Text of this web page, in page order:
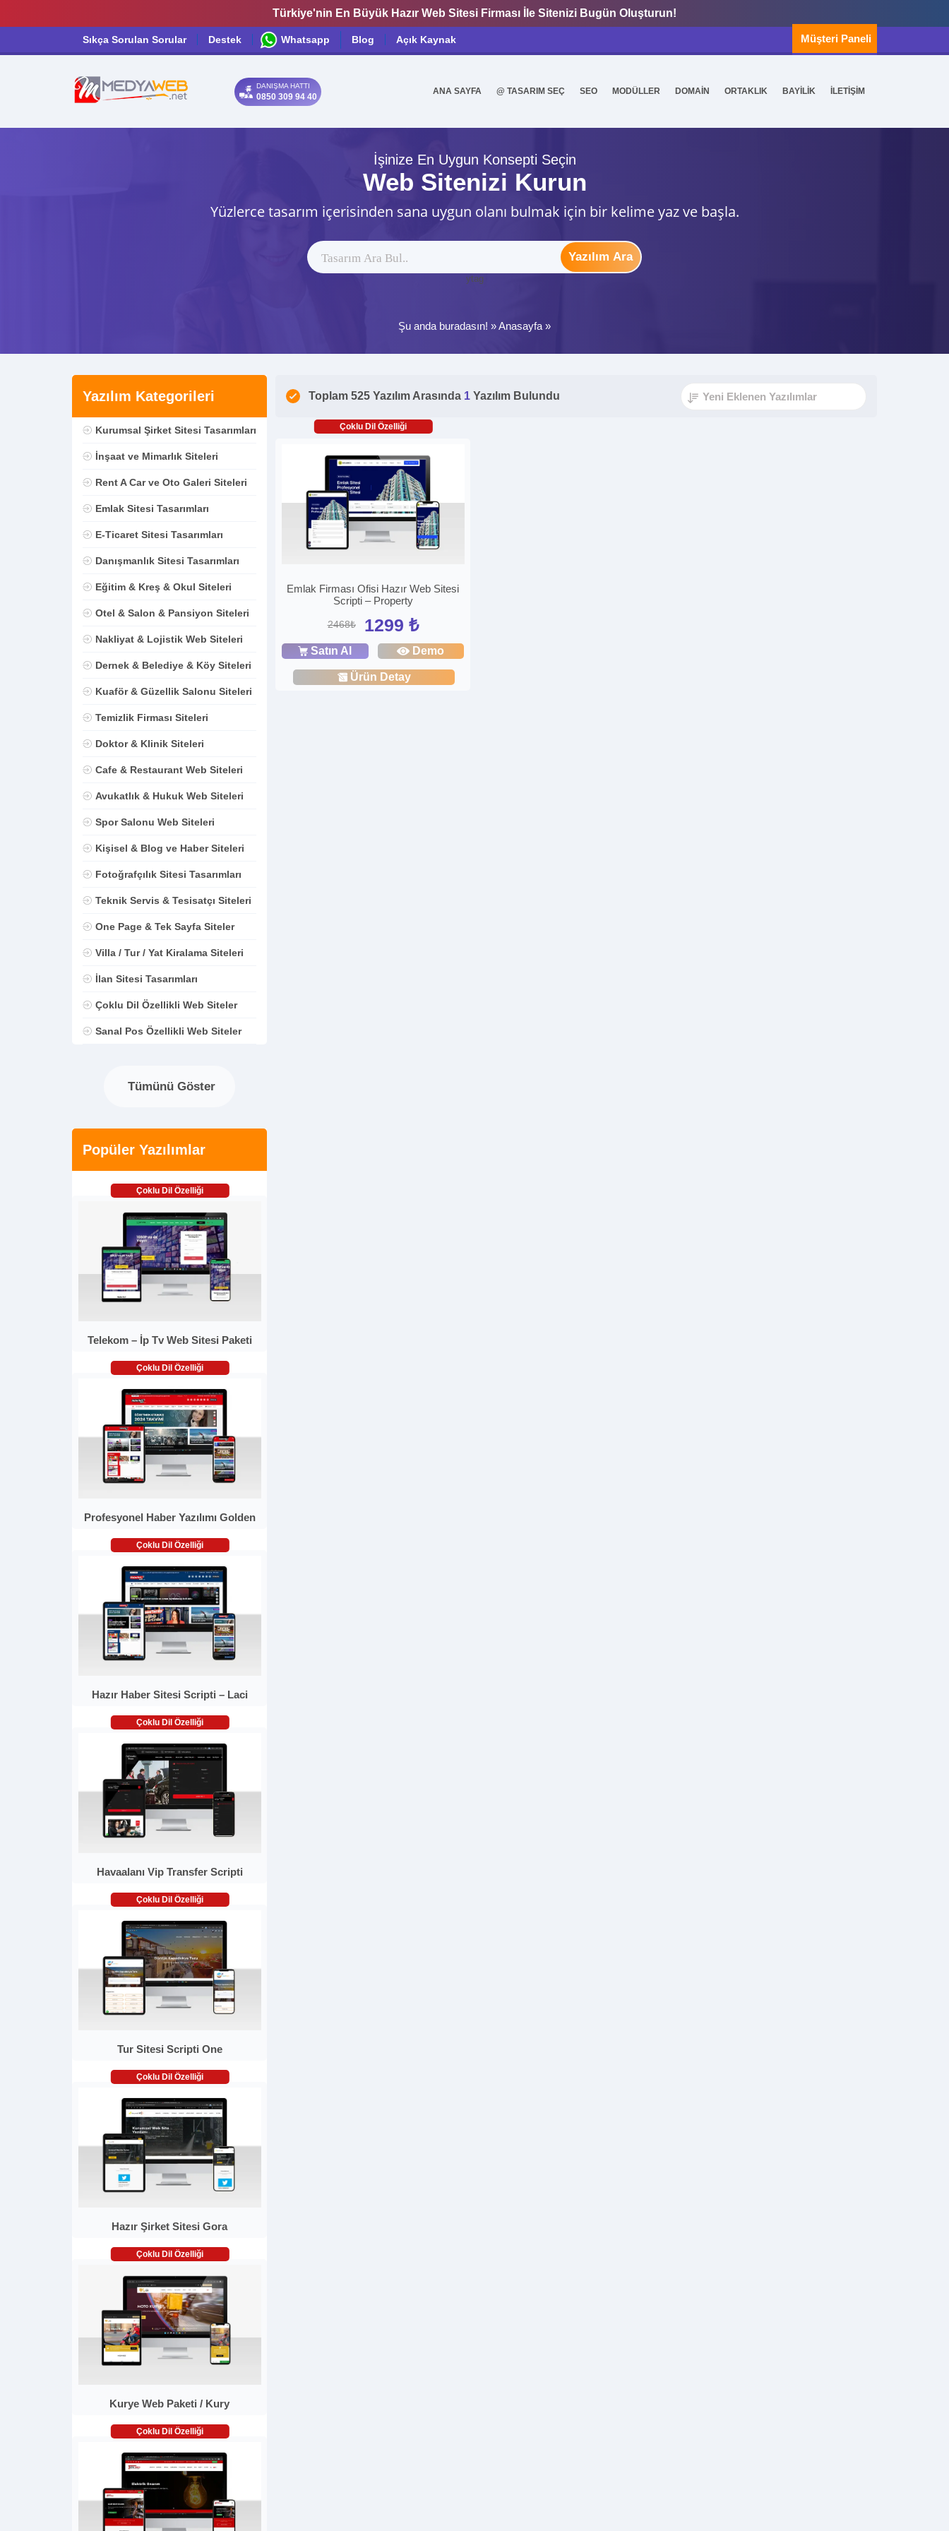
Türkiye'nin En Büyük Hazır Web Sitesi Firması İle Sitenizi Bugün Oluşturun!
Sıkça Sorulan Sorular Destek Whatsapp Blog Açık Kaynak Müşteri Paneli
DANIŞMA HATTI
0850 309 94 40
ANA SAYFA @ TASARIM SEÇ SEO MODÜLLER DOMAİN ORTAKLIK BAYİLİK İLETİŞİM
İşinize En Uygun Konsepti Seçin
Web Sitenizi Kurun
Yüzlerce tasarım içerisinden sana uygun olanı bulmak için bir kelime yaz ve başla.
Yazılım Ara
ytag
Şu anda buradasın! »Anasayfa »
Yazılım Kategorileri
Kurumsal Şirket Sitesi Tasarımları
İnşaat ve Mimarlık Siteleri
Rent A Car ve Oto Galeri Siteleri
Emlak Sitesi Tasarımları
E-Ticaret Sitesi Tasarımları
Danışmanlık Sitesi Tasarımları
Eğitim & Kreş & Okul Siteleri
Otel & Salon & Pansiyon Siteleri
Nakliyat & Lojistik Web Siteleri
Dernek & Belediye & Köy Siteleri
Kuaför & Güzellik Salonu Siteleri
Temizlik Firması Siteleri
Doktor & Klinik Siteleri
Cafe & Restaurant Web Siteleri
Avukatlık & Hukuk Web Siteleri
Spor Salonu Web Siteleri
Kişisel & Blog ve Haber Siteleri
Fotoğrafçılık Sitesi Tasarımları
Teknik Servis & Tesisatçı Siteleri
One Page & Tek Sayfa Siteler
Villa / Tur / Yat Kiralama Siteleri
İlan Sitesi Tasarımları
Çoklu Dil Özellikli Web Siteler
Sanal Pos Özellikli Web Siteler
Tümünü Göster
Popüler Yazılımlar
Çoklu Dil Özelliği
Telekom – İp Tv Web Sitesi Paketi
Çoklu Dil Özelliği
Profesyonel Haber Yazılımı Golden
Çoklu Dil Özelliği
Hazır Haber Sitesi Scripti – Laci
Çoklu Dil Özelliği
Havaalanı Vip Transfer Scripti
Çoklu Dil Özelliği
Tur Sitesi Scripti One
Çoklu Dil Özelliği
Hazır Şirket Sitesi Gora
Çoklu Dil Özelliği
Kurye Web Paketi / Kury
Çoklu Dil Özelliği
Toplam 525 Yazılım Arasında 1 Yazılım Bulundu
Çoklu Dil Özelliği
Emlak Firması Ofisi Hazır Web Sitesi
Scripti – Property
2468₺ 1299 ₺
Satın Al Demo
Ürün Detay